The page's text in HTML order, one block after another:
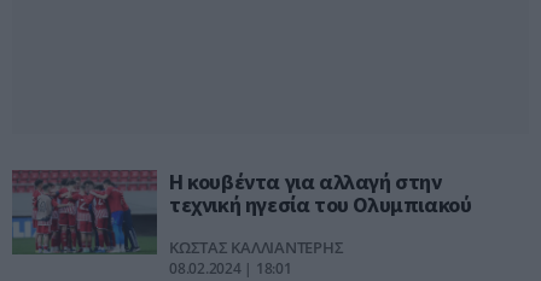
Η κουβέντα για αλλαγή στην
τεχνική ηγεσία του Ολυμπιακού
ΚΩΣΤΑΣ ΚΑΛΛΙΑΝΤΕΡΗΣ
08.02.2024 | 18:01